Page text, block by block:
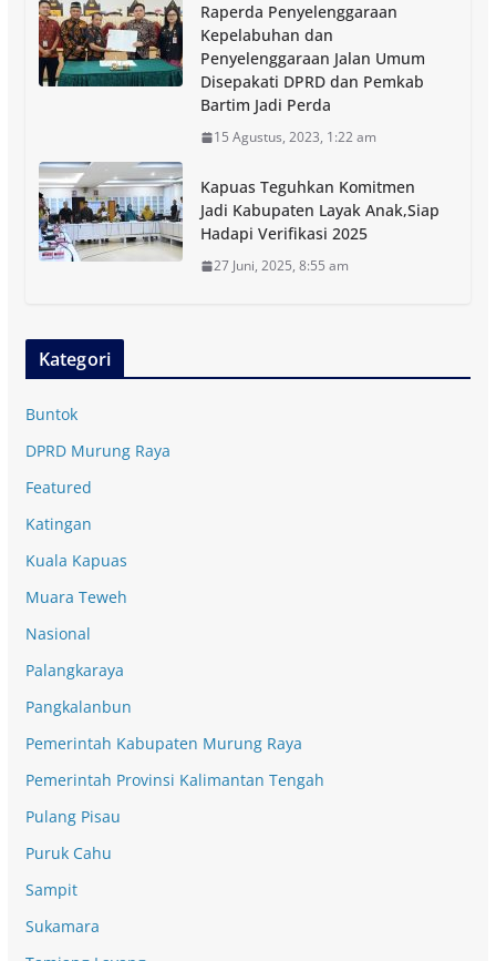
Raperda Penyelenggaraan
Kepelabuhan dan
Penyelenggaraan Jalan Umum
Disepakati DPRD dan Pemkab
Bartim Jadi Perda
15 Agustus, 2023, 1:22 am
Kapuas Teguhkan Komitmen
Jadi Kabupaten Layak Anak,Siap
Hadapi Verifikasi 2025
27 Juni, 2025, 8:55 am
Kategori
Buntok
DPRD Murung Raya
Featured
Katingan
Kuala Kapuas
Muara Teweh
Nasional
Palangkaraya
Pangkalanbun
Pemerintah Kabupaten Murung Raya
Pemerintah Provinsi Kalimantan Tengah
Pulang Pisau
Puruk Cahu
Sampit
Sukamara